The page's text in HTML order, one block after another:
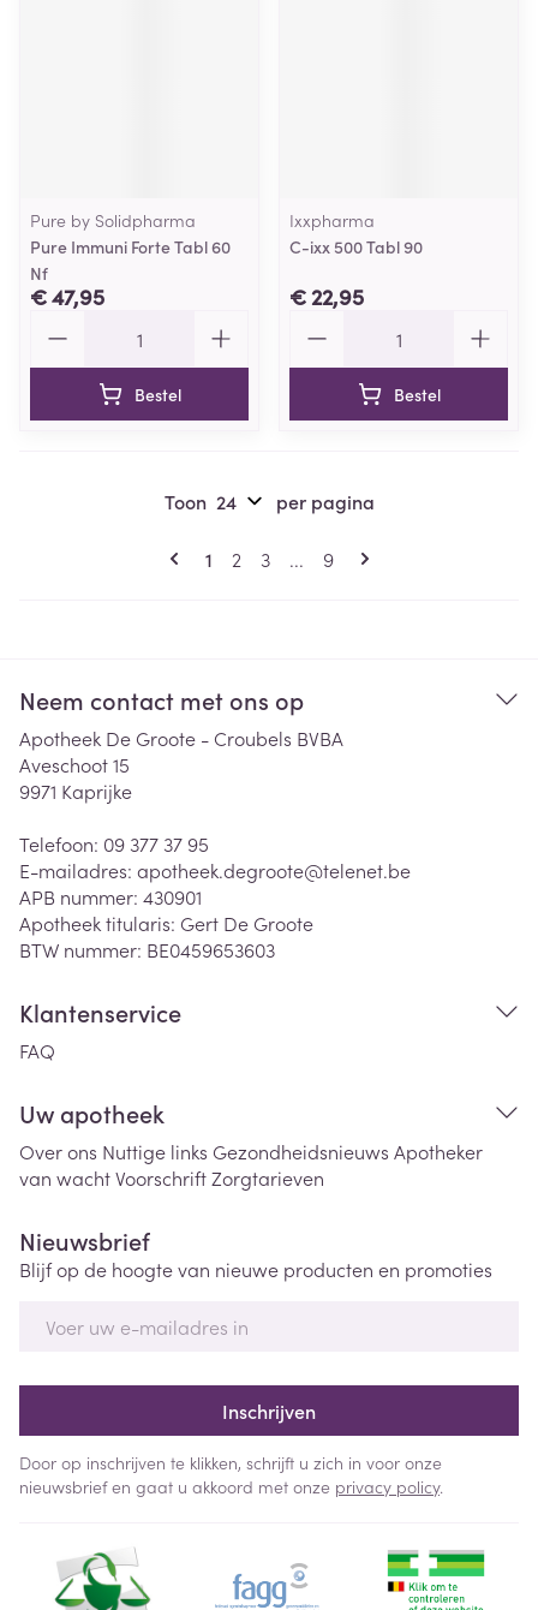
Pure by Solidpharma
Pure Immuni Forte Tabl 60
Nf
€ 47,95
Bestel
Ixxpharma
C-ixx 500 Tabl 90
€ 22,95
Bestel
Pagina's
U lees momenteel pagina
1 Pagina
2 Pagina
3 ... Pagina
9
Toon per pagina
Neem contact met ons op
Apotheek De Groote - Croubels BVBA
Aveschoot 15
9971 Kaprijke
Telefoon: 09 377 37 95
E-mailadres: apotheek.degroote@telenet.be
APB nummer: 430901
Apotheek titularis: Gert De Groote
BTW nummer: BE0459653603
Klantenservice
FAQ
Uw apotheek
Over ons Nuttige links Gezondheidsnieuws Apotheker
van wachtVoorschriftZorgtarieven
Nieuwsbrief
Blijf op de hoogte van nieuwe producten en promoties
Inschrijven
Door op inschrijven te klikken, schrijft u zich in voor onze
nieuwsbrief en gaat u akkoord met onze privacy policy.